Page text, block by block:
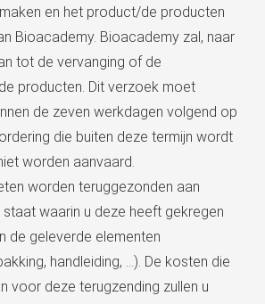
en het product/de producten
Bioacademy. Bioacademy zal, naar
tot de vervanging of de
producten. Dit verzoek moet
de zeven werkdagen volgend op
die buiten deze termijn wordt
worden aanvaard.
worden teruggezonden aan
waarin u deze heeft gekregen
de geleverde elementen
handleiding, …). De kosten die
voor deze terugzending zullen u